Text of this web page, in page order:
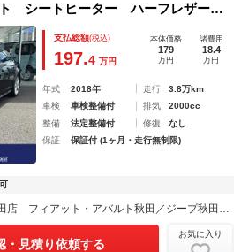
ト シートヒーター ハーフレザー
Ｂ ドラレコ ブラインドスポッ
ＴＣ 純正１８インチＡＷ
支払総額(税込)
197.4 万円
本体価格
179
万円
諸費用
18.4
万円
年式 2018年 走行
3.8万km
車検
車検整備付 排気
2000cc
整備
法定整備付 修復
なし
保証
保証付 (1ヶ月・走行無制限)
イデアル秋田店 フィアット・アバルト秋田／ジープ秋田／プジョーサービスポイント秋田 （株）イデアル
・見積り依頼する
お気に入り